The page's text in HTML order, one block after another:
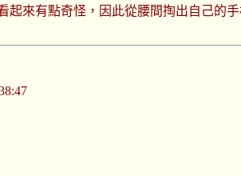
來有點奇怪，因此從腰間掏出自己的